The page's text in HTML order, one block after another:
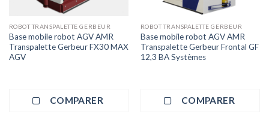
ROBOT TRANSPALETTE GERBEUR
Base mobile robot AGV AMR
Transpalette Gerbeur FX30 MAX
AGV
COMPARER
ROBOT TRANSPALETTE GERBEUR
Base mobile robot AGV AMR
Transpalette Gerbeur Frontal GF
12,3 BA Systèmes
COMPARER